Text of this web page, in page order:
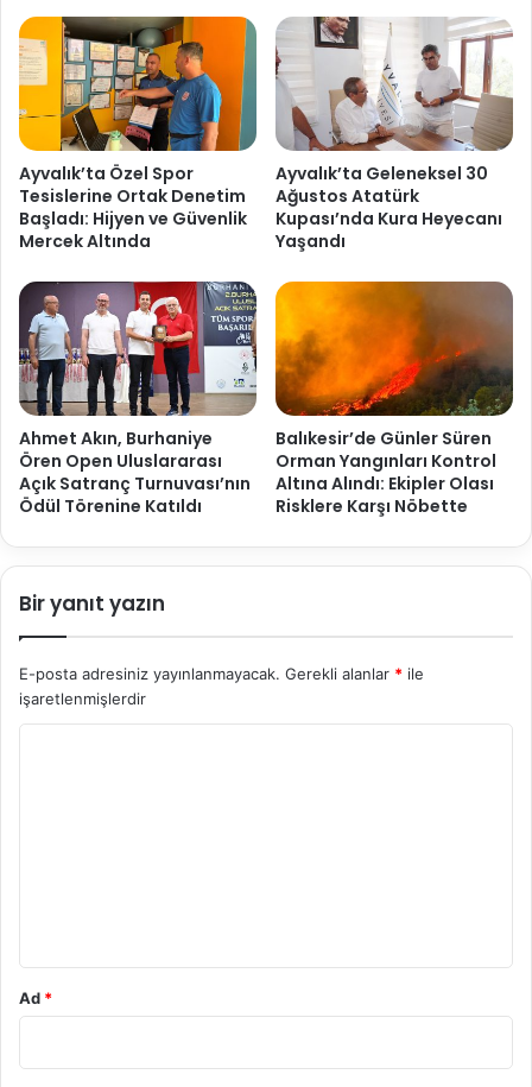
Ayvalık’ta Özel Spor
Tesislerine Ortak Denetim
Başladı: Hijyen ve Güvenlik
Mercek Altında
Ayvalık’ta Geleneksel 30
Ağustos Atatürk
Kupası’nda Kura Heyecanı
Yaşandı
Ahmet Akın, Burhaniye
Ören Open Uluslararası
Açık Satranç Turnuvası’nın
Ödül Törenine Katıldı
Balıkesir’de Günler Süren
Orman Yangınları Kontrol
Altına Alındı: Ekipler Olası
Risklere Karşı Nöbette
Bir yanıt yazın
E-posta adresiniz yayınlanmayacak. Gerekli alanlar * ile
işaretlenmişlerdir
Ad *